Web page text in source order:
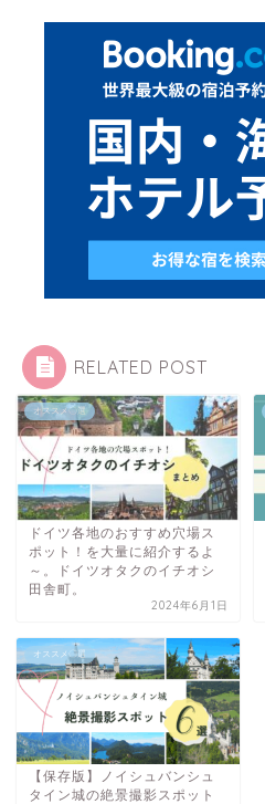
RELATED POST
オススメ〇選
ドイツ各地のおすすめ穴場ス
ポット！を大量に紹介するよ
～。ドイツオタクのイチオシ
田舎町。
2024年6月1日
オススメ〇選
【保存版】ノイシュバンシュ
タイン城の絶景撮影スポット